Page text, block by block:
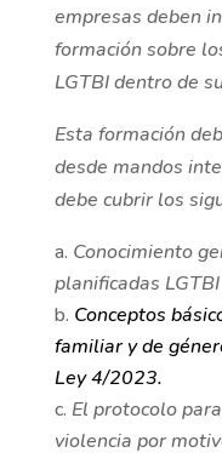
empresas deben
formación sobre
LGTBI dentro de
Esta formación
desde mandos
debe cubrir los
Conocimiento
planificadas
Conceptos
familiar y de
Ley 4/2023.
El protocolo
violencia por